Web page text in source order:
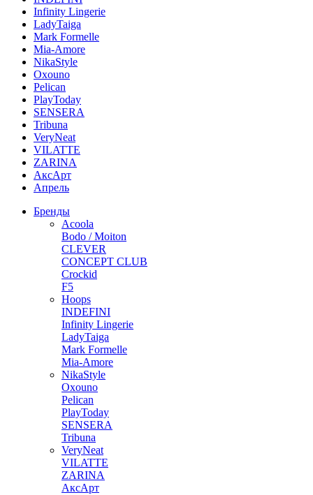
Infinity Lingerie
LadyTaiga
Mark Formelle
Mia-Amore
NikaStyle
Oxouno
Pelican
PlayToday
SENSERA
Tribuna
VeryNeat
VILATTE
ZARINA
АксАрт
Апрель
Бренды
Acoola
Bodo / Moiton
CLEVER
CONCEPT CLUB
Crockid
F5
Hoops
INDEFINI
Infinity Lingerie
LadyTaiga
Mark Formelle
Mia-Amore
NikaStyle
Oxouno
Pelican
PlayToday
SENSERA
Tribuna
VeryNeat
VILATTE
ZARINA
АксАрт